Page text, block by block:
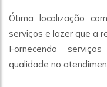
Ótima localização
serviços e lazer que a
Fornecendo
qualidade no